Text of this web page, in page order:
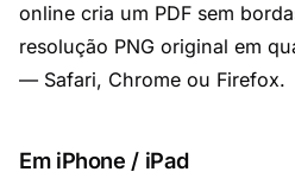
online cria um PDF sem
resolução PNG original em
— Safari, Chrome ou Firefox.
Em iPhone / iPad